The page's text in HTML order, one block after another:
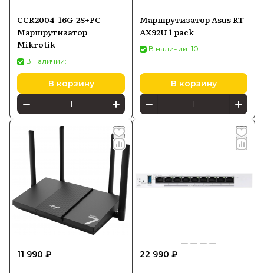
CCR2004-16G-2S+PC
Маршрутизатор
Mikrotik
В наличии: 1
В корзину
Маршрутизатор Asus RT
AX92U 1 pack
В наличии: 10
В корзину
11 990 ₽ 22 990 ₽